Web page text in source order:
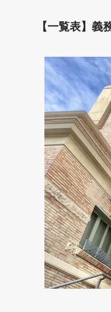
【一覧表】